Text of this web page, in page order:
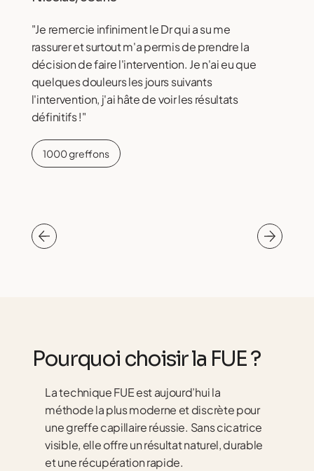
1000 greffons
"Je remercie infiniment le Dr qui a su me
rassurer et surtout m'a permis de prendre la
décision de faire l'intervention. Je n'ai eu que
quelques douleurs les jours suivants
l'intervention, j'ai hâte de voir les résultats
définitifs !"
Pourquoi choisir la FUE ?
La technique FUE est aujourd’hui la
méthode la plus moderne et discrète pour
une greffe capillaire réussie. Sans cicatrice
visible, elle offre un résultat naturel, durable
et une récupération rapide.